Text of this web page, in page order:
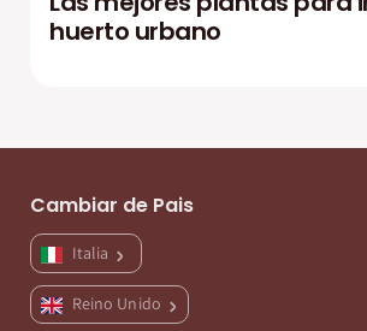
huerto urbano
Cambiar de Pais
Italia
Reino Unido